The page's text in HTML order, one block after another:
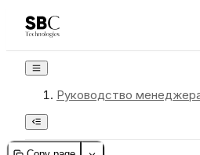
Руководство